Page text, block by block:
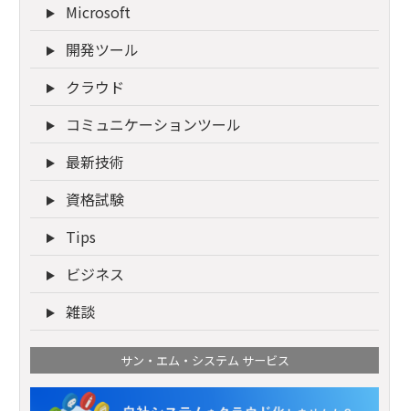
Microsoft
開発ツール
クラウド
コミュニケーションツール
最新技術
資格試験
Tips
ビジネス
雑談
サン・エム・システム サービス